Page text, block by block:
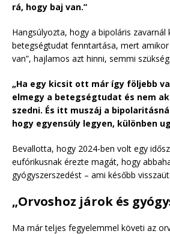
rá, hogy baj van.”
Hangsúlyozta, hogy a bipoláris zavarnál
betegségtudat fenntartása, mert
van”, hajlamos azt hinni, semmi
„Ha egy kicsit ott már így följebb
elmegy a betegségtudat és nem
szedni. És itt muszáj a
hogy egyensúly legyen, különben
Bevallotta, hogy 2024-ben volt egy
eufórikusnak érezte magát, hogy
gyógyszerszedést – ami később
„Orvoshoz járok és
Ma már teljes fegyelemmel követi az